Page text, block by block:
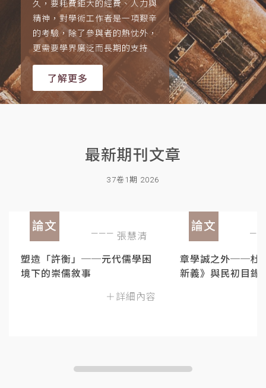
久，要耗費鉅大的經費、人力與
精神，對學術工作者是一項艱辛
的考驗，除了參與者的熱忱外，
更需要學界廣泛而長期的支持
了解更多
最新期刊文章
37卷1期 2026
論文
張慧清
塑造「許衡」──元代儒學困
境下的崇儒敘事
＋詳細內容
論文
章學誠之外──杜
新義》與民初目錄